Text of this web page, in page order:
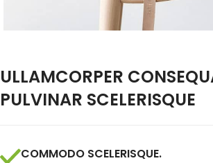
ULLAMCORPER
PULVINAR SCELERISQUE
COMMODO SCELERISQUE.